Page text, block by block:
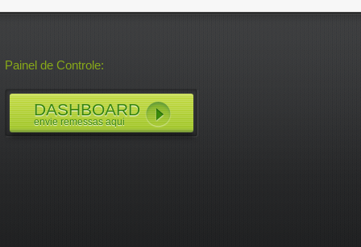
Painel de Controle:
DASHBOARD
envie remessas aqui